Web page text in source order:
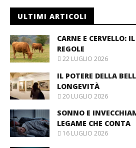
ULTIMI ARTICOLI
CARNE E CERVELLO:
REGOLE
22 LUGLIO 2026
IL POTERE DELLA
LONGEVITÀ
20 LUGLIO 2026
SONNO E
LEGAME CHE CONTA
16 LUGLIO 2026